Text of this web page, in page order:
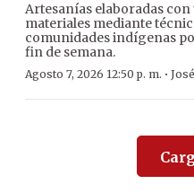
Artesanías elaboradas
materiales mediante
comunidades indígenas
fin de semana.
Agosto 7, 2026 12:50 p. m. ·